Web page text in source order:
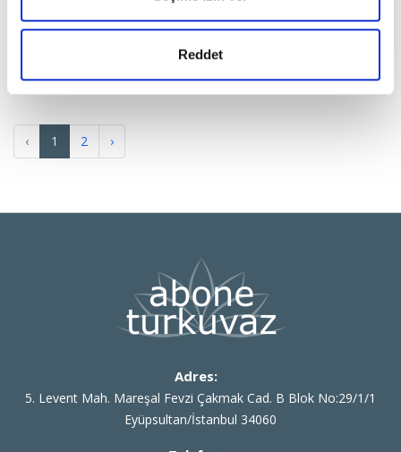
Reddet
TEK SAYI
TEK SAYI
‹ 1 2 ›
Adres:
5. Levent Mah. Mareşal Fevzi Çakmak Cad. B Blok No:29/1/1
Eyüpsultan/İstanbul 34060